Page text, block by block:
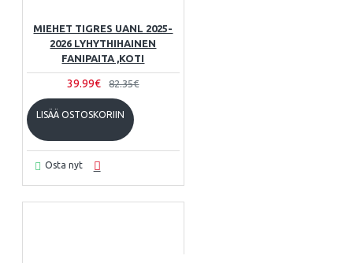
MIEHET TIGRES UANL 2025-
2026 LYHYTHIHAINEN
FANIPAITA ,KOTI
39.99€ 82.35€
LISÄÄ OSTOSKORIIN
Osta nyt